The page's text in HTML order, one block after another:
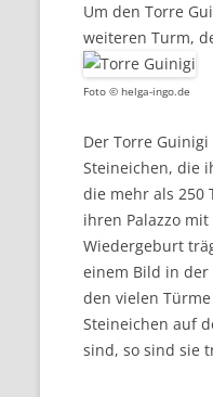
Um den Torre
weiteren Turm,
Foto © helga-ingo.de
Der Torre
Steineichen, die
die mehr als 250
ihren Palazzo
Wiedergeburt
einem Bild in der
den vielen
Steineichen auf
sind, so sind sie